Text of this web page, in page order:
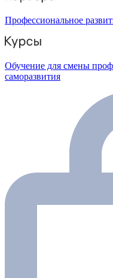
Профессиональное
Обучение для смены
саморазвития